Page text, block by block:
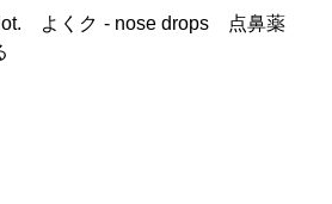
よくク - nose drops 点鼻薬